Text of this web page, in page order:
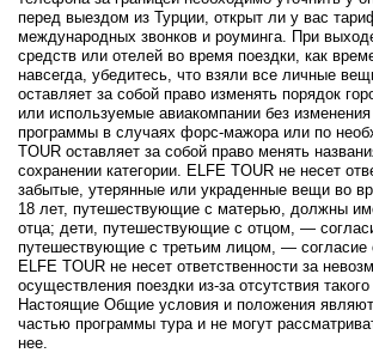
перед выездом из Турции, открыт ли у вас
международных звонков и роуминга. При
средств или отелей во время поездки, как
навсегда, убедитесь, что взяли все личные
оставляет за собой право изменять порядок
или используемые авиакомпании без
программы в случаях форс-мажора или по
TOUR оставляет за собой право менять
сохранении категории. ELFE TOUR не несет
забытые, утерянные или украденные вещи во
18 лет, путешествующие с матерью, должны
отца; дети, путешествующие с отцом, —
путешествующие с третьим лицом, — согласие
ELFE TOUR не несет ответственности за
осуществления поездки из-за отсутствия
Настоящие Общие условия и положения
частью программы тура и не могут
нее.